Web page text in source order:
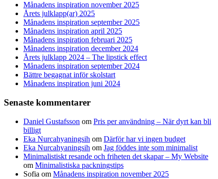
Månadens inspiration november 2025
Årets julklapp(ar) 2025
Månadens inspiration september 2025
Månadens inspiration april 2025
Månadens inspiration februari 2025
Månadens inspiration december 2024
Årets julklapp 2024 – The lipstick effect
Månadens inspiration september 2024
Bättre begagnat inför skolstart
Månadens inspiration juni 2024
Senaste kommentarer
Daniel Gustafsson om Pris per användning – När dyrt kan bli
billigt
Eka Nurcahyaningsih om Därför har vi ingen budget
Eka Nurcahyaningsih om Jag föddes inte som minimalist
Minimalistiskt resande och friheten det skapar – My Website
om Minimalistiska packningstips
Sofia om Månadens inspiration november 2025